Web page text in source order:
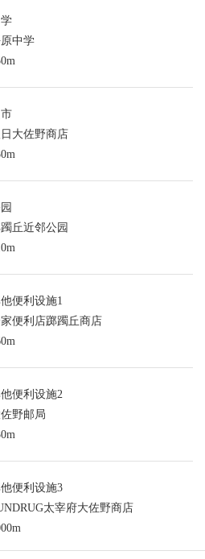
中学
大佐野商店
丘近邻公园
便利设施1
便利店踯躅丘商店
便利设施2
野邮局
便利设施3
太宰府大佐野商店